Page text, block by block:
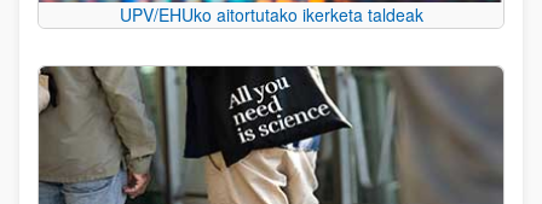
UPV/EHUko aitortutako ikerketa taldeak